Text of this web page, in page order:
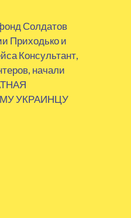
Солдатов
Приходько и
Консультант,
начали
УКРАИНЦУ